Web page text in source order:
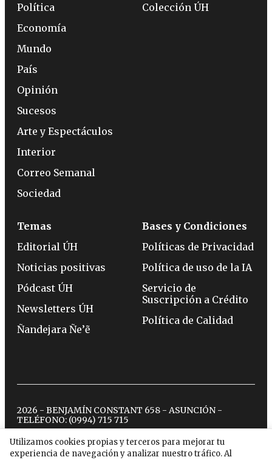
Utilizamos cookies propias y terceros para mejorar tu
experiencia de navegación y analizar nuestro tráfico. Al
Política
Economía
Mundo
País
Opinión
Sucesos
Arte y Espectáculos
Interior
Correo Semanal
Sociedad
Colección ÚH
Temas
Editorial ÚH
Noticias positivas
Pódcast ÚH
Newsletters ÚH
Ñandejara Ñe’ẽ
Bases y Condiciones
Políticas de Privacidad
Política de uso de la IA
Servicio de
Suscripción a Crédito
Política de Calidad
2026 - BENJAMÍN CONSTANT 658 - ASUNCIÓN -
TELÉFONO: (0994) 715 715